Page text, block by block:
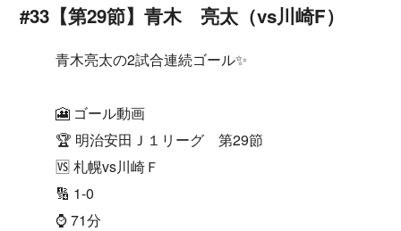
#33【第29節】青木 亮太（vs川崎F）
青木亮太の2試合連続ゴール✨
🎦 ゴール動画
🏆 明治安田Ｊ１リーグ 第29節
🆚 札幌vs川崎Ｆ
🔢 1-0
⌚️ 71分